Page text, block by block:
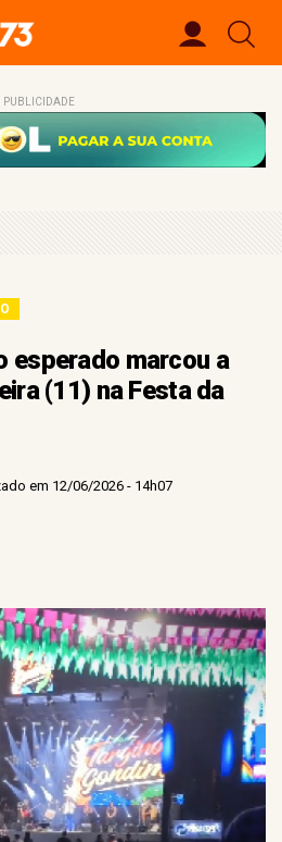
PUBLICIDADE
esperado marcou a
(11) na Festa da
em 12/06/2026 - 14h07